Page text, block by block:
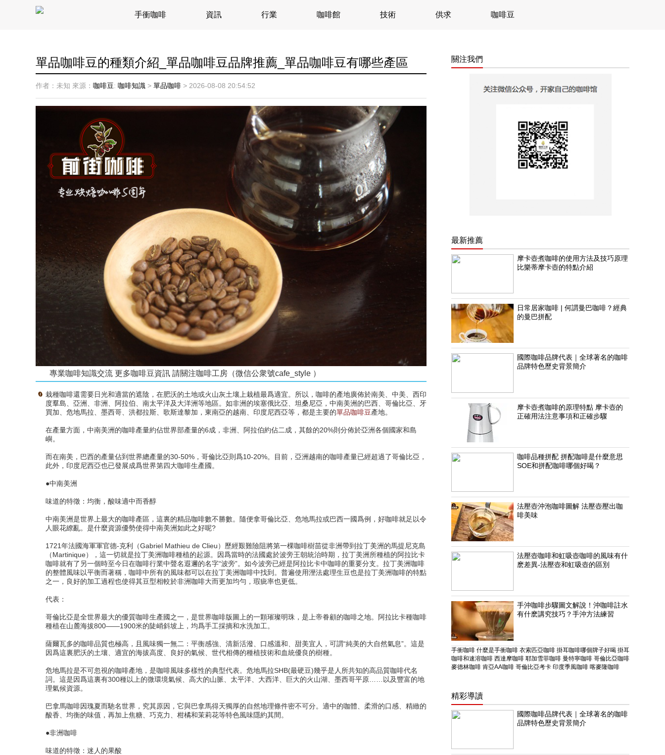
手衝咖啡 資訊 行業 咖啡館 技術 供求 咖啡豆
單品咖啡豆的種類介紹_單品咖啡豆品牌推薦_單品咖啡豆有哪些產區
作者：未知 來源： 咖啡豆: 咖啡知識 > 單品咖啡 > 2026-08-08 20:54:52
專業咖啡知識交流 更多咖啡豆資訊 請關注咖啡工房（微信公衆號cafe_style ）
栽種咖啡還需要日光和適當的遮陰，在肥沃的土地或火山灰土壤上栽植最爲適宜。所以，咖啡的產地廣佈於南美、中美、西印
度羣島、亞洲、非洲、阿拉伯、南太平洋及大洋洲等地區。如非洲的埃塞俄比亞、坦桑尼亞，中南美洲的巴西、哥倫比亞、牙
買加、危地馬拉、墨西哥、洪都拉斯、歌斯達黎加，東南亞的越南、印度尼西亞等，都是主要的單品咖啡豆產地。
在產量方面，中南美洲的咖啡產量約佔世界部產量的6成，非洲、阿拉伯約佔二成，其餘的20%則分佈於亞洲各個國家和島
嶼。
而在南美，巴西的產量佔到世界總產量的30-50%，哥倫比亞則爲10-20%。目前，亞洲越南的咖啡產量已經超過了哥倫比亞，
此外，印度尼西亞也已發展成爲世界第四大咖啡生產國。
●中南美洲
味道的特徵：均衡，酸味適中而香醇
中南美洲是世界上最大的咖啡產區，這裏的精品咖啡數不勝數。隨便拿哥倫比亞、危地馬拉或巴西一國爲例，好咖啡就足以令
人眼花繚亂。是什麼資源優勢使得中南美洲如此之好呢?
1721年法國海軍軍官德-克利（Gabriel Mathieu de Clieu）歷經艱難險阻將第一棵咖啡樹苗從非洲帶到拉丁美洲的馬提尼克島
（Martinique），這一切就是拉丁美洲咖啡種植的起源。因爲當時的法國處於波旁王朝統治時期，拉丁美洲所種植的阿拉比卡
咖啡就有了另一個時至今日在咖啡行業中聲名遐邇的名字“波旁”。如今波旁已經是阿拉比卡中咖啡的重要分支。拉丁美洲咖啡
的整體風味以平衡而著稱，咖啡中所有的風味都可以在拉丁美洲咖啡中找到。普遍使用溼法處理生豆也是拉丁美洲咖啡的特點
之一，良好的加工過程也使得其豆型相較於非洲咖啡大而更加均勻，瑕疵率也更低。
代表：
哥倫比亞是全世界最大的優質咖啡生產國之一，是世界咖啡版圖上的一顆璀璨明珠，是上帝眷顧的咖啡之地。阿拉比卡種咖啡
種植在山麓海拔800——1900米的陡峭斜坡上，均爲手工採摘和水洗加工。
薩爾瓦多的咖啡品質也極高，且風味獨一無二：平衡感強、清新活潑、口感溫和、甜美宜人，可謂“純美的大自然氣息”。這是
因爲這裏肥沃的土壤、適宜的海拔高度、良好的氣候、世代相傳的種植技術和血統優良的樹種。
危地馬拉是不可忽視的咖啡產地，是咖啡風味多樣性的典型代表。危地馬拉SHB(最硬豆)幾乎是人所共知的高品質咖啡代名
詞。這是因爲這裏有300種以上的微環境氣候、高大的山脈、太平洋、大西洋、巨大的火山湖、墨西哥平原……以及豐富的地
理氣候資源。
巴拿馬咖啡因瑰夏而馳名世界，究其原因，它與巴拿馬得天獨厚的自然地理條件密不可分。適中的咖體、柔滑的口感、精緻的
酸香、均衡的味值，再加上焦糖、巧克力、柑橘和茉莉花等特色風味隱約其間。
●非洲咖啡
味道的特徵：迷人的果酸
關注我們
最新推薦
摩卡壺煮咖啡的使用方法及技巧原理
比樂蒂摩卡壺的特點介紹
日常居家咖啡 | 何謂曼巴咖啡？經典
的曼巴拼配
國際咖啡品牌代表｜全球著名的咖啡
品牌特色歷史背景簡介
摩卡壺煮咖啡的原理特點 摩卡壺的
正確用法注意事項和正確步驟
咖啡品種拼配 拼配咖啡是什麼意思
SOE和拼配咖啡哪個好喝？
法壓壺沖泡咖啡圖解 法壓壺壓出咖
啡美味
法壓壺咖啡和虹吸壺咖啡的風味有什
麽差異-法壓壺和虹吸壺的區別
手沖咖啡步驟圖文解說！沖咖啡註水
有什麽講究技巧？手沖方法練習
手衝咖啡 什麼是手衝咖啡 衣索匹亞咖啡 掛耳咖啡哪個牌子好喝 掛耳
咖啡和速溶咖啡 西達摩咖啡 耶加雪菲咖啡 曼特寧咖啡 哥倫比亞咖啡
麥德林咖啡 肯亞AA咖啡 哥倫比亞考卡 印度季風咖啡 喀麥隆咖啡
精彩導讀
國際咖啡品牌代表｜全球著名的咖啡
品牌特色歷史背景簡介